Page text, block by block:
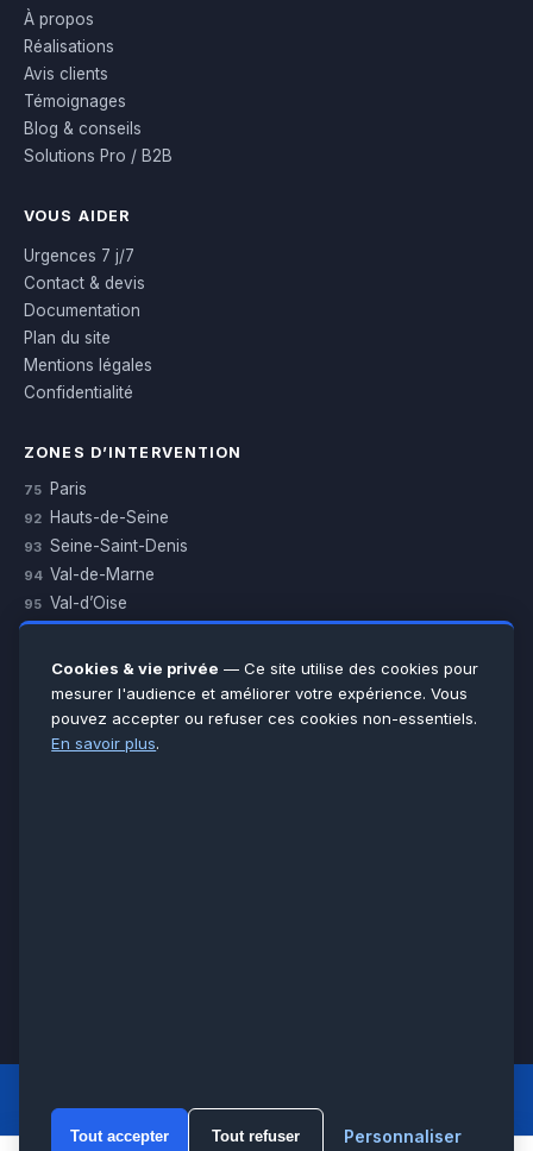
À propos
Réalisations
Avis clients
Témoignages
Blog & conseils
Solutions Pro / B2B
VOUS AIDER
Urgences 7 j/7
Contact & devis
Documentation
Plan du site
Mentions légales
Confidentialité
ZONES D’INTERVENTION
75 Paris
92 Hauts-de-Seine
93 Seine-Saint-Denis
94 Val-de-Marne
95 Val-d’Oise
Essonne
Seine-et-Marne
Voir toutes les villes →
LCM
Cookies & vie privée — Ce site utilise des cookies pour
mesurer l'audience et améliorer votre expérience. Vous
pouvez accepter ou refuser ces cookies non-essentiels.
En savoir plus.
Tout accepter Tout refuser Personnaliser